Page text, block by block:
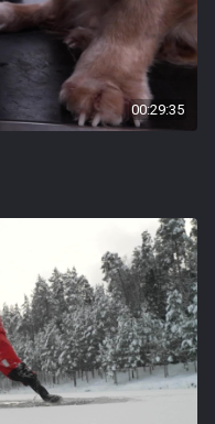
00:29:35